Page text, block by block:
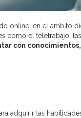
online, en el ámbito
como el teletrabajo,
con
adquirir las